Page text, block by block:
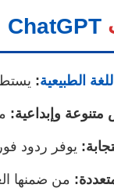
ChatGPT
الطبيعية:
وإبداعية:
يوفر ردود
من ضمنها